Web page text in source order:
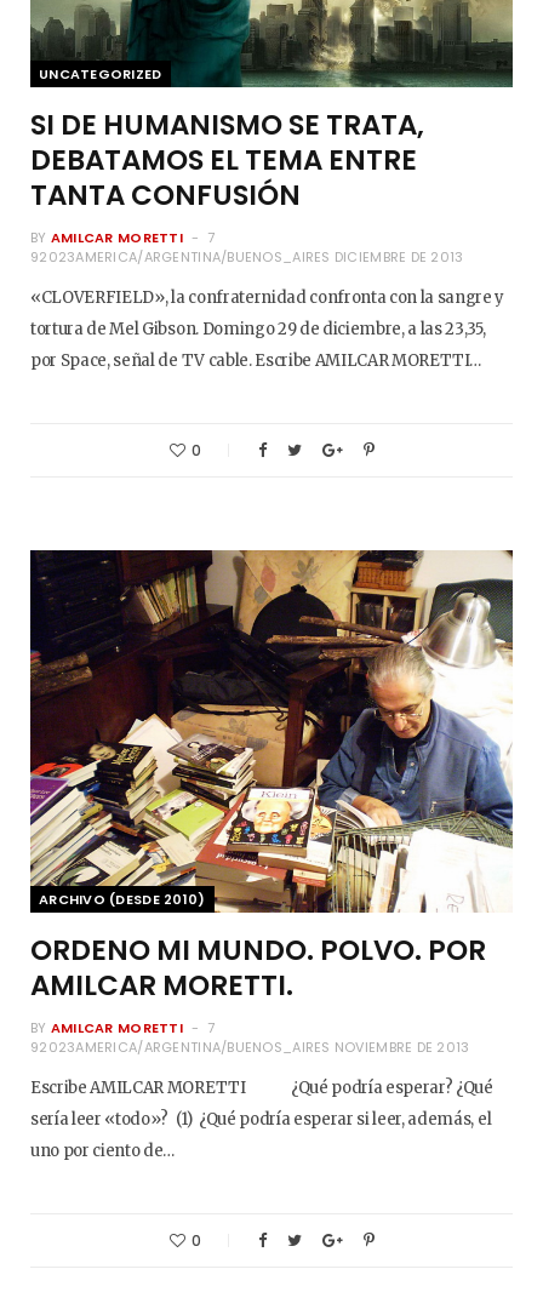
UNCATEGORIZED
SI DE HUMANISMO SE TRATA,
DEBATAMOS EL TEMA ENTRE
TANTA CONFUSIÓN
BY AMILCAR MORETTI
7
92023AMERICA/ARGENTINA/BUENOS_AIRES DICIEMBRE DE 2013
«CLOVERFIELD», la confraternidad confronta con la sangre y
tortura de Mel Gibson. Domingo 29 de diciembre, a las 23,35,
por Space, señal de TV cable. Escribe AMILCAR MORETTI…
0
ARCHIVO (DESDE 2010)
ORDENO MI MUNDO. POLVO. POR
AMILCAR MORETTI.
BY AMILCAR MORETTI
7
92023AMERICA/ARGENTINA/BUENOS_AIRES NOVIEMBRE DE 2013
Escribe AMILCAR MORETTI ¿Qué podría esperar? ¿Qué
sería leer «todo»? (1) ¿Qué podría esperar si leer, además, el
uno por ciento de…
0